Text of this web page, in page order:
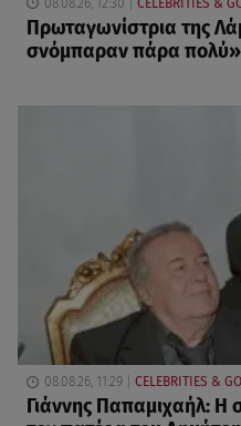
08.08.26, 12:30 CELEBRITIES &
Πρωταγωνίστρια της
σνόμπαραν πάρα πολύ»
08.08.26, 11:29 CELEBRITIES &
Γιάννης Παπαμιχαήλ: Η